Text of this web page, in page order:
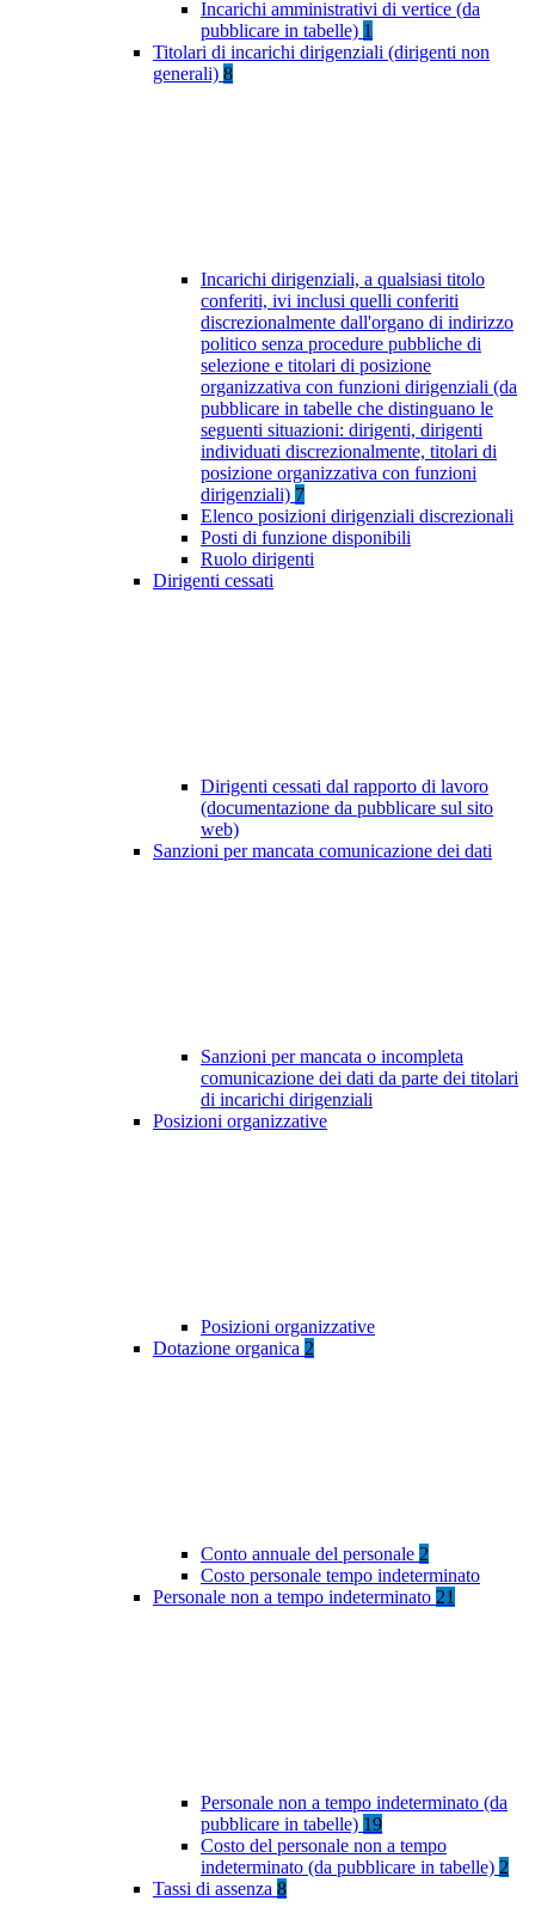
Incarichi amministrativi di vertice (da
pubblicare in tabelle) 1
Titolari di incarichi dirigenziali (dirigenti non
generali) 8
Incarichi dirigenziali, a qualsiasi titolo
conferiti, ivi inclusi quelli conferiti
discrezionalmente dall'organo di indirizzo
politico senza procedure pubbliche di
selezione e titolari di posizione
organizzativa con funzioni dirigenziali (da
pubblicare in tabelle che distinguano le
seguenti situazioni: dirigenti, dirigenti
individuati discrezionalmente, titolari di
posizione organizzativa con funzioni
dirigenziali) 7
Elenco posizioni dirigenziali discrezionali
Posti di funzione disponibili
Ruolo dirigenti
Dirigenti cessati
Dirigenti cessati dal rapporto di lavoro
(documentazione da pubblicare sul sito
web)
Sanzioni per mancata comunicazione dei dati
Sanzioni per mancata o incompleta
comunicazione dei dati da parte dei titolari
di incarichi dirigenziali
Posizioni organizzative
Posizioni organizzative
Dotazione organica 2
Conto annuale del personale 2
Costo personale tempo indeterminato
Personale non a tempo indeterminato 21
Personale non a tempo indeterminato (da
pubblicare in tabelle) 19
Costo del personale non a tempo
indeterminato (da pubblicare in tabelle) 2
Tassi di assenza 8